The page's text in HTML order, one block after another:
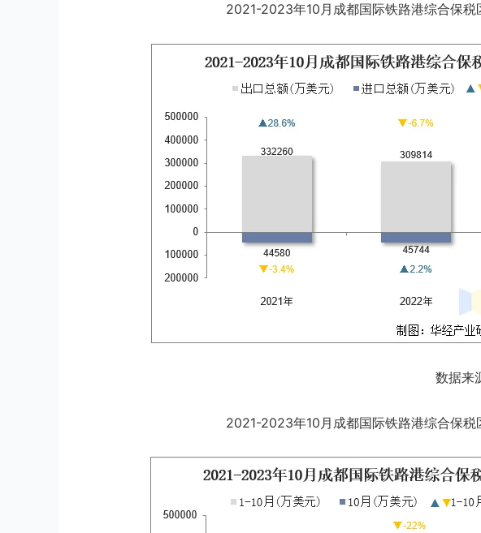
2021-2023年10月成都国际铁路港综合保税
数据来
2021-2023年10月成都国际铁路港综合保税